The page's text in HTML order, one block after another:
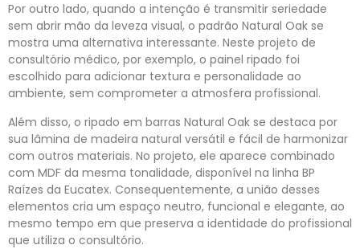
Por outro lado, quando a intenção é transmitir seriedade
sem abrir mão da leveza visual, o padrão Natural Oak se
mostra uma alternativa interessante. Neste projeto de
consultório médico, por exemplo, o painel ripado foi
escolhido para adicionar textura e personalidade ao
ambiente, sem comprometer a atmosfera profissional.
Além disso, o ripado em barras Natural Oak se destaca por
sua lâmina de madeira natural versátil e fácil de harmonizar
com outros materiais. No projeto, ele aparece combinado
com MDF da mesma tonalidade, disponível na linha BP
Raízes da Eucatex. Consequentemente, a união desses
elementos cria um espaço neutro, funcional e elegante, ao
mesmo tempo em que preserva a identidade do profissional
que utiliza o consultório.